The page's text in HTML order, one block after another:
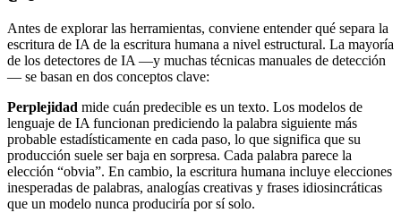
Antes de explorar las herramientas, conviene entender qué separa la
escritura de IA de la escritura humana a nivel estructural. La mayoría
de los detectores de IA —y muchas técnicas manuales de detección
— se basan en dos conceptos clave:
Perplejidad mide cuán predecible es un texto. Los modelos de
lenguaje de IA funcionan prediciendo la palabra siguiente más
probable estadísticamente en cada paso, lo que significa que su
producción suele ser baja en sorpresa. Cada palabra parece la
elección “obvia”. En cambio, la escritura humana incluye elecciones
inesperadas de palabras, analogías creativas y frases idiosincráticas
que un modelo nunca produciría por sí solo.